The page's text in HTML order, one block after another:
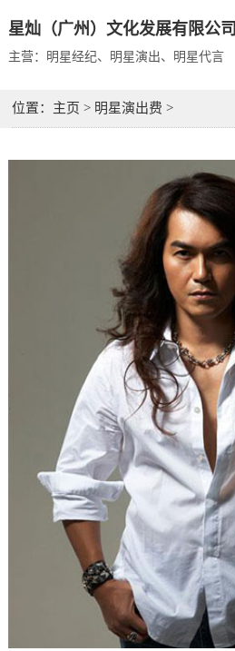
星灿（广州）文化发展有限公司
主营：明星经纪、明星演出、明星代言
位置： 主页 > 明星演出费 >